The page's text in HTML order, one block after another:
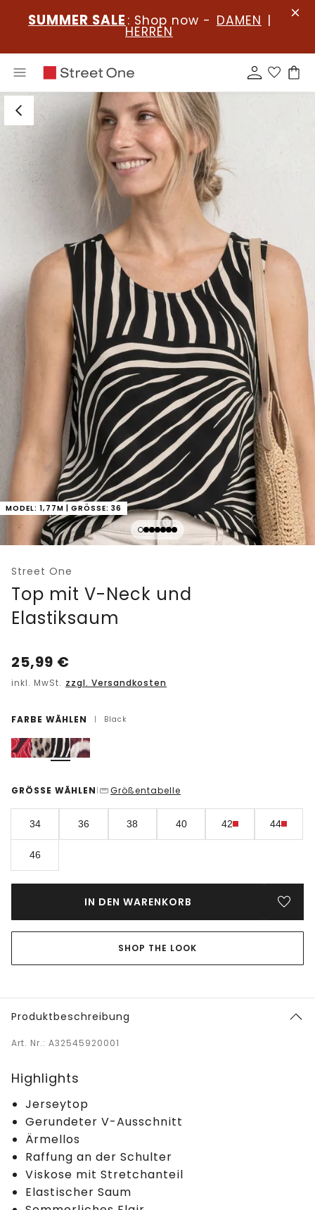
SUMMER SALE : Shop now - DAMEN |
HERREN
MODEL: 1,77M | GRÖSSE: 36
Street One
Top mit V-Neck und
Elastiksaum
25,99 €
inkl. MwSt. zzgl. Versandkosten
FARBE WÄHLEN | Black
GRÖSSE WÄHLEN | Größentabelle
34 36 38 40 42 44
46
IN DEN WARENKORB
SHOP THE LOOK
Produktbeschreibung
Art. Nr.: A32545920001
Highlights
Jerseytop
Gerundeter V-Ausschnitt
Ärmellos
Raffung an der Schulter
Viskose mit Stretchanteil
Elastischer Saum